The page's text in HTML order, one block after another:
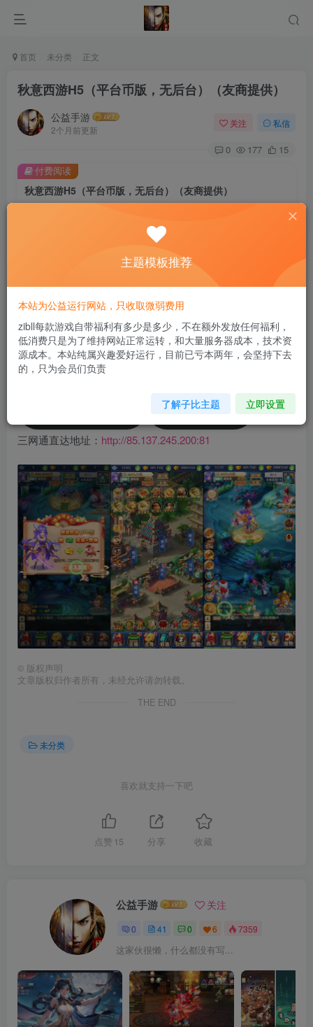
首页 未分类 正文
秋意西游H5（平台币版，无后台）（友商提供）
公益手游
2个月前更新
关注 私信
0 177 15
秋意西游H5（平台币版，无后台）（友商提供）
此内容为付费阅读，请付费后查看
10 ￥
免费
立即购买
付费阅读
客户端下载
邀请码123456
三网通直达地址： http://85.137.245.200:81
© 版权声明
文章版权归作者所有，未经允许请勿转载。
THE END
未分类
喜欢就支持一下吧
点赞 15 分享 收藏
公益手游 关注
0 41 0 6 7359
这家伙很懒，什么都没有写...
主题模板推荐
本站为公益运行网站，只收取微弱费用
zibll每款游戏自带福利有多少是多少，不在额外发放任何福利，
低消费只是为了维持网站正常运转，和大量服务器成本，技术资
源成本。本站纯属兴趣爱好运行，目前已亏本两年，会坚持下去
的，只为会员们负责
了解子比主题 立即设置